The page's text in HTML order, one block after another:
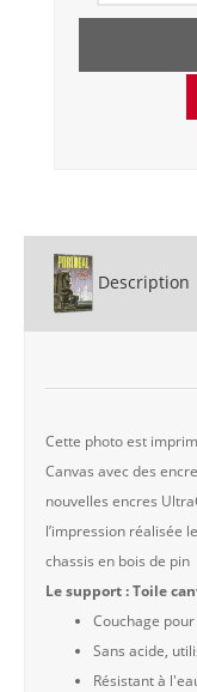
Description
Cette photo est
Canvas avec des
nouvelles encres
l’impression réalisée
chassis en bois de pin
Le support : Toile
Couchage
Sans acide,
Résistant à